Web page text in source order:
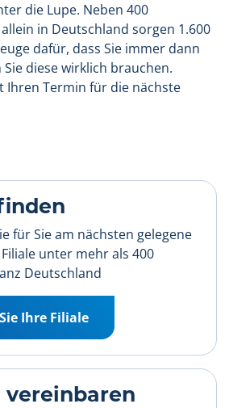
die Lupe. Neben 400
in Deutschland sorgen 1.600
dafür, dass Sie immer dann
diese wirklich brauchen.
Ihren Termin für die nächste
für Sie am nächsten gelegene
unter mehr als 400
Deutschland
Ihre Filiale
vereinbaren